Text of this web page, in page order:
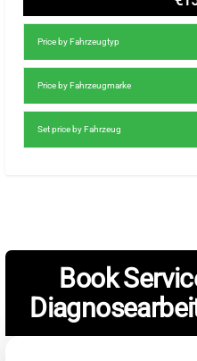
Price by Fahrzeugtyp
Price by Fahrzeugmarke
Set price by Fahrzeug
Book